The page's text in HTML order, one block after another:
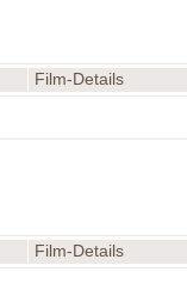
Film-Details
Film-Details